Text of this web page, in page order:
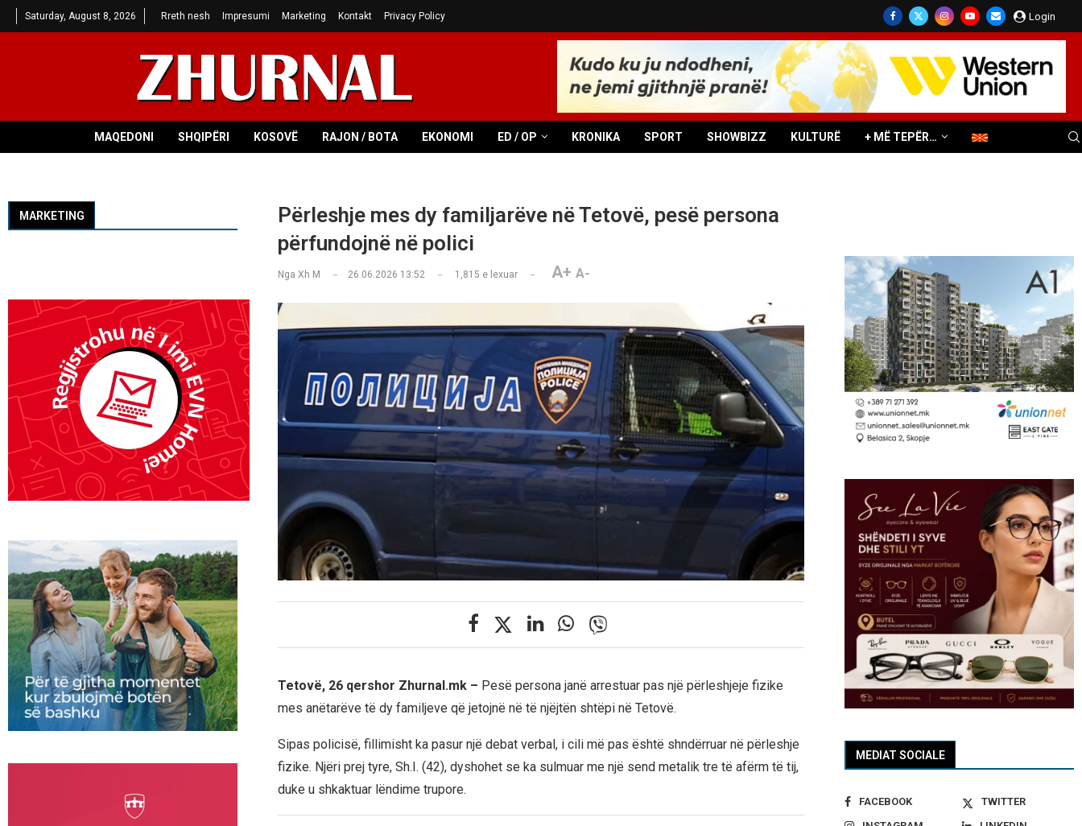
Saturday, August 8, 2026 Rreth nesh Impresumi Marketing Kontakt Privacy Policy Login
MAQEDONI SHQIPËRI KOSOVË RAJON / BOTA EKONOMI ED / OP KRONIKA SPORT SHOWBIZZ KULTURË + MË TEPËR…
Përleshje mes dy familjarëve në Tetovë, pesë persona
përfundojnë në polici
Nga Xh M 26.06.2026 13:52 1,815 e lexuar A+ A-
Tetovë, 26 qershor Zhurnal.mk – Pesë persona janë arrestuar pas një përleshjeje fizike
mes anëtarëve të dy familjeve që jetojnë në të njëjtën shtëpi në Tetovë.
Sipas policisë, fillimisht ka pasur një debat verbal, i cili më pas është shndërruar në përleshje
fizike. Njëri prej tyre, Sh.I. (42), dyshohet se ka sulmuar me një send metalik tre të afërm të tij,
duke u shkaktuar lëndime trupore.
MEDIAT SOCIALE
FACEBOOK
TWITTER
MARKETING